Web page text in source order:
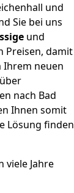
und
Sie bei uns
und
Preisen, damit
Ihrem neuen
nach Bad
Ihnen somit
Lösung finden
viele Jahre